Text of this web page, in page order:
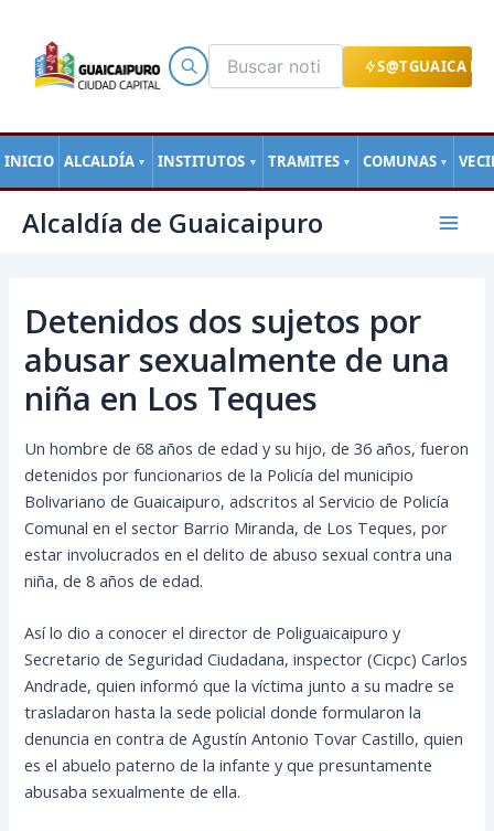
S@TGUAICA
INICIO ALCALDÍA ▼ INSTITUTOS ▼ TRAMITES ▼ COMUNAS ▼
contenido
Alcaldía de Guaicaipuro
Main
Detenidos dos sujetos por
abusar sexualmente de una
niña en Los Teques
Un hombre de 68 años de edad y su hijo, de 36 años, fueron
detenidos por funcionarios de la Policía del municipio
Bolivariano de Guaicaipuro, adscritos al Servicio de Policía
Comunal en el sector Barrio Miranda, de Los Teques, por
estar involucrados en el delito de abuso sexual contra una
niña, de 8 años de edad.
Así lo dio a conocer el director de Poliguaicaipuro y
Secretario de Seguridad Ciudadana,inspector (Cicpc) Carlos
Andrade, quien informó que la víctima junto a su madre se
trasladaron hasta la sede policial donde formularon la
denuncia en contra de Agustín Antonio Tovar Castillo, quien
es el abuelo paterno de la infante y que presuntamente
abusaba sexualmente de ella.
de